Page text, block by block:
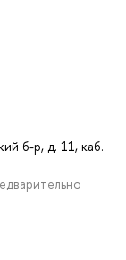
б-р, д. 11, каб.